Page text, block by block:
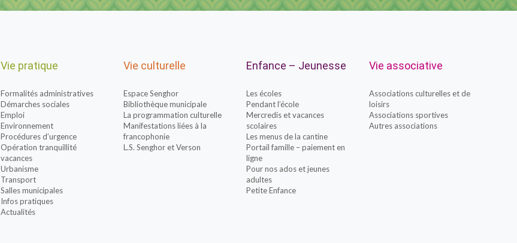
Vie pratique
Formalités administratives
Démarches sociales
Emploi
Environnement
Procédures d’urgence
Opération tranquillité
vacances
Urbanisme
Transport
Salles municipales
Infos pratiques
Actualités
Vie culturelle
Espace Senghor
Bibliothèque municipale
La programmation culturelle
Manifestations liées à la
francophonie
L.S. Senghor et Verson
Enfance – Jeunesse
Les écoles
Pendant l’école
Mercredis et vacances
scolaires
Les menus de la cantine
Portail famille – paiement en
ligne
Pour nos ados et jeunes
adultes
Petite Enfance
Vie associative
Associations culturelles et de
loisirs
Associations sportives
Autres associations